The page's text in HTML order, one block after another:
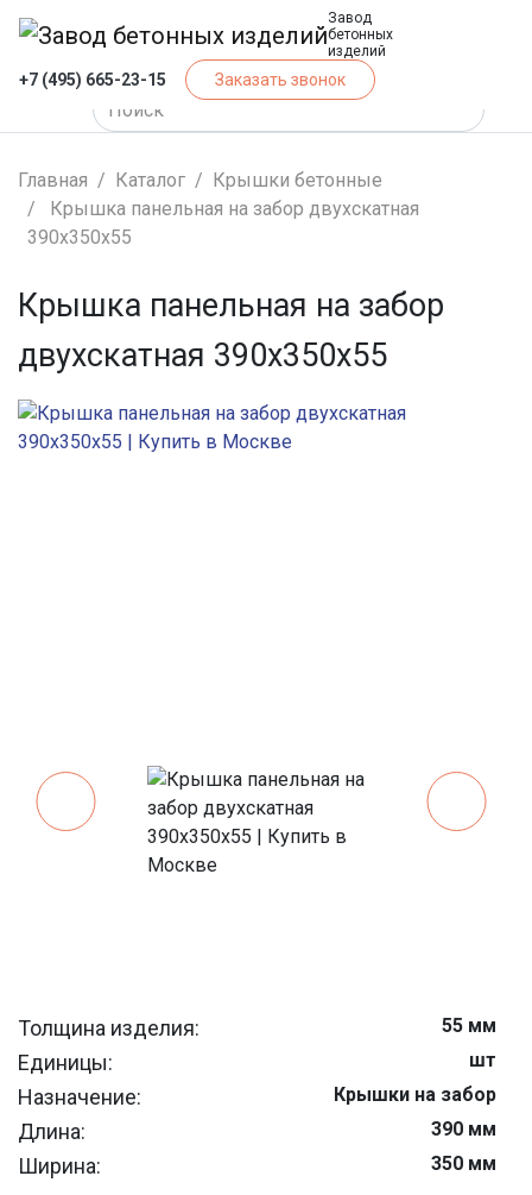
Завод
бетонных
изделий
+7 (495) 665-23-15 Заказать звонок
Главная Каталог
Крышки бетонные
Крышка панельная на забор двухскатная
390х350х55
Крышка панельная на забор
двухскатная 390х350х55
Толщина изделия: 55 мм
Единицы: шт
Назначение: Крышки на забор
Длина: 390 мм
Ширина: 350 мм